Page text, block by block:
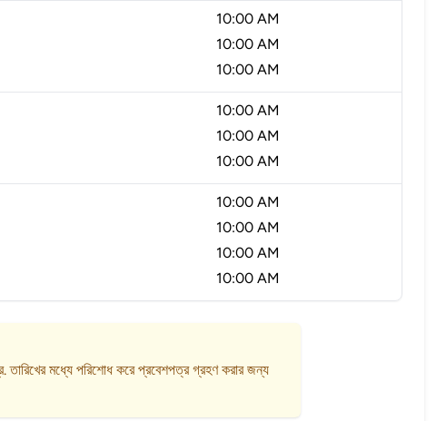
10:00 AM
10:00 AM
10:00 AM
10:00 AM
10:00 AM
10:00 AM
10:00 AM
10:00 AM
10:00 AM
10:00 AM
তারিখের মধ্যে পরিশোধ করে প্রবেশপত্র গ্রহণ করার জন্য